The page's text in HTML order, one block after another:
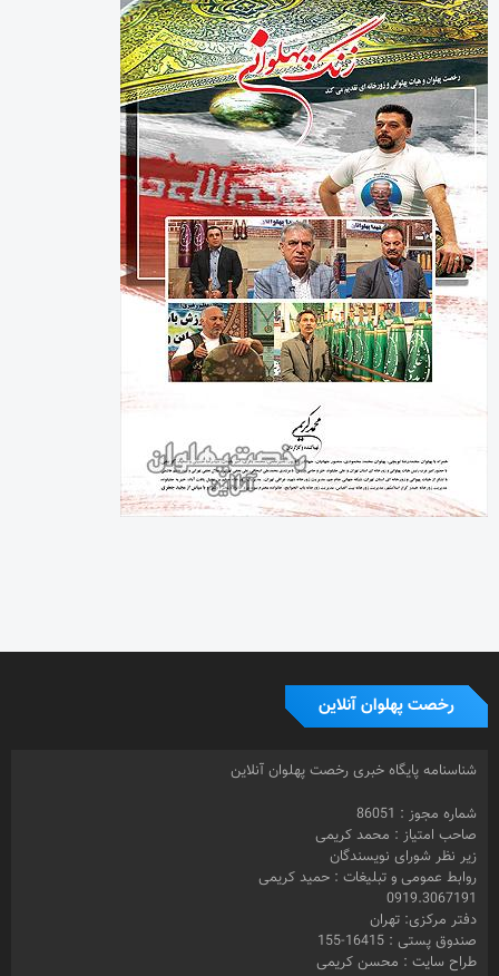
رخصت پهلوان آنلاین
شناسنامه پایگاه خبری رخصت پهلوان آنلاین
شماره مجوز : 86051
صاحب امتیاز : محمد کریمی
زیر نظر شورای نویسندگان
روابط عمومی و تبلیغات : حمید کریمی
0919.3067191
دفتر مرکزی: تهران
صندوق پستی : 16415-155
طراح سایت : محسن کریمی